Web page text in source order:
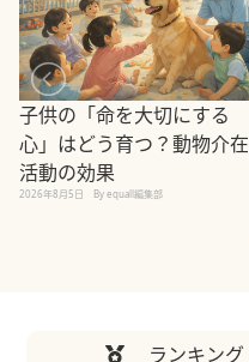
子供の「命を大切にする
心」はどう育つ？動物介在
活動の効果
2026年8月5日 By equall編集部
ランキング